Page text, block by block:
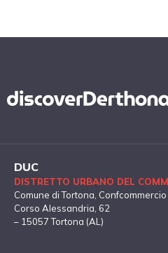
DUC
DISTRETTO URBANO DEL
Comune di Tortona ,
Corso Alessandria, 62
– 15057 Tortona (AL)